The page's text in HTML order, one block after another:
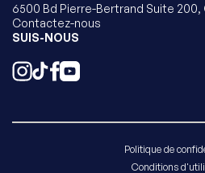
6500 Bd Pierre-Bertrand Suite 200,
Contactez-nous
SUIS-NOUS
Politique de
Conditions